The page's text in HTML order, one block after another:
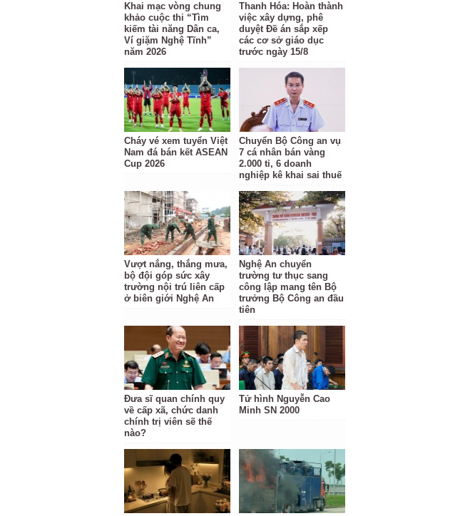
Khai mạc vòng chung
khảo cuộc thi “Tìm
kiếm tài năng Dân ca,
Ví giặm Nghệ Tĩnh”
năm 2026
Thanh Hóa: Hoàn thành
việc xây dựng, phê
duyệt Đề án sắp xếp
các cơ sở giáo dục
trước ngày 15/8
Cháy vé xem tuyển Việt
Nam đá bán kết ASEAN
Cup 2026
Chuyển Bộ Công an vụ
7 cá nhân bán vàng
2.000 tỉ, 6 doanh
nghiệp kê khai sai thuế
Vượt nắng, thắng mưa,
bộ đội góp sức xây
trường nội trú liên cấp
ở biên giới Nghệ An
Nghệ An chuyển
trường tư thục sang
công lập mang tên Bộ
trưởng Bộ Công an đầu
tiên
Đưa sĩ quan chính quy
về cấp xã, chức danh
chính trị viên sẽ thế
nào?
Tử hình Nguyễn Cao
Minh SN 2000